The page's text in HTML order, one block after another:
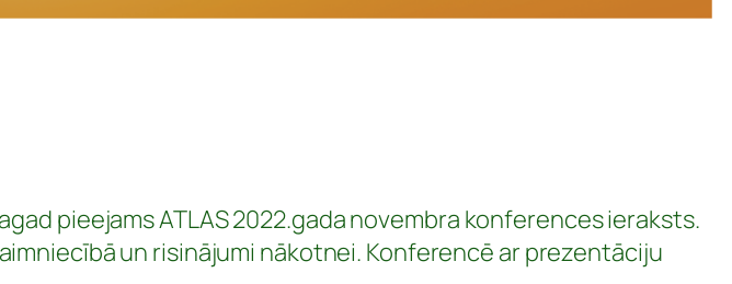
pieejams ATLAS 2022.gada novembra konferences ieraksts.
un risinājumi nākotnei. Konferencē ar prezentāciju